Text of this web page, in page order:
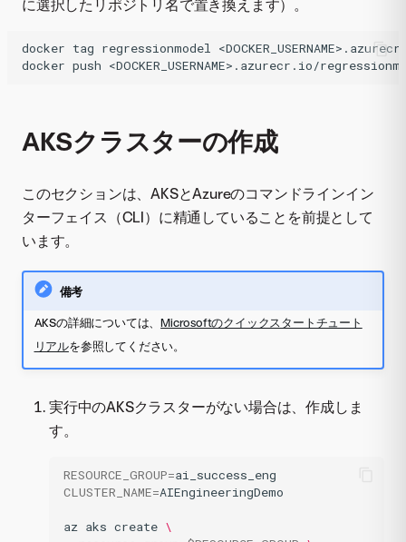
に選択したリポジトリ名で置き換えます）。
docker tag regressionmodel
docker push <DOCKER_USERNAME>.azurecr.io/
AKSクラスターの作成
このセクションは、AKSとAzureのコマンドラインイン
ターフェイス（CLI）に精通していることを前提として
います。
備考
AKSの詳細については、Microsoftのクイックスタートチュート
リアルを参照してください。
実行中のAKSクラスターがない場合は、作成しま
す。
RESOURCE_GROUP=
CLUSTER_NAME=AIEngineeringDemo
az aks create \